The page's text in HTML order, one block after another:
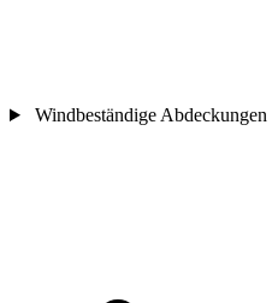
Windbeständige Abdeckungen